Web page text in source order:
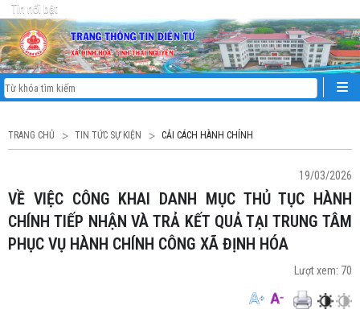
Tin nổi bật
TRANG CHỦ TIN TỨC SỰ KIỆN CẢI CÁCH HÀNH CHÍNH
19/03/2026
VỀ VIỆC CÔNG KHAI DANH MỤC THỦ TỤC HÀNH
CHÍNH TIẾP NHẬN VÀ TRẢ KẾT QUẢ TẠI TRUNG TÂM
PHỤC VỤ HÀNH CHÍNH CÔNG XÃ ĐỊNH HÓA
Lượt xem: 70